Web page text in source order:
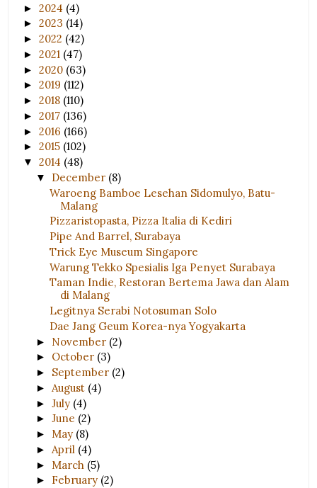
►2024 (4)
►2023 (14)
►2022 (42)
►2021 (47)
►2020 (63)
►2019 (112)
►2018 (110)
►2017 (136)
►2016 (166)
►2015 (102)
▼2014 (48)
▼ December (8)
Waroeng Bamboe Lesehan Sidomulyo, Batu-
Malang
Pizzaristopasta, Pizza Italia di Kediri
Pipe And Barrel, Surabaya
Trick Eye Museum Singapore
Warung Tekko Spesialis Iga Penyet Surabaya
Taman Indie, Restoran Bertema Jawa dan Alam
di Malang
Legitnya Serabi Notosuman Solo
Dae Jang Geum Korea-nya Yogyakarta
► November (2)
► October (3)
► September (2)
► August (4)
►July (4)
►June (2)
► May (8)
► April (4)
► March (5)
► February (2)